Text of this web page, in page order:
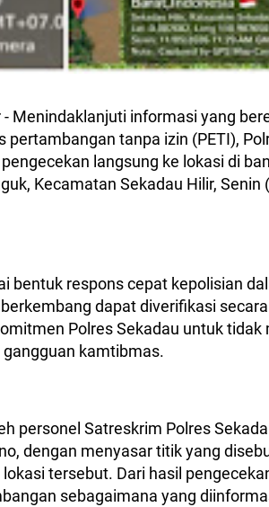
- Menindaklanjuti informasi yang
tanpa izin (PETI),
langsung ke lokasi di
Kecamatan Sekadau Hilir,
bentuk respons cepat kepolisian
dapat diverifikasi
Polres Sekadau untuk tidak
kamtibmas.
personel Satreskrim Polres
dengan menyasar titik yang
tersebut. Dari hasil
sebagaimana yang